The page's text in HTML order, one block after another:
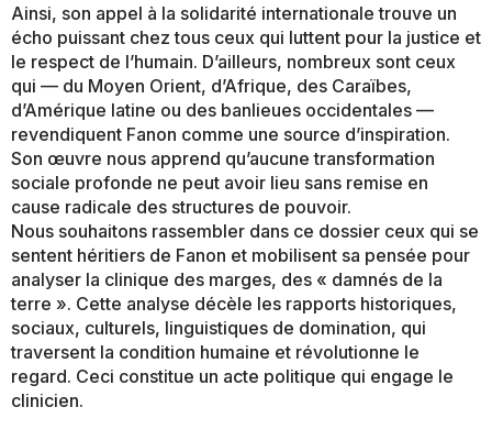
Ainsi, son appel à la solidarité internationale trouve un
écho puissant chez tous ceux qui luttent pour la justice et
le respect de l’humain. D’ailleurs, nombreux sont ceux
qui — du Moyen Orient, d’Afrique, des Caraïbes,
d’Amérique latine ou des banlieues occidentales —
revendiquent Fanon comme une source d’inspiration.
Son œuvre nous apprend qu’aucune transformation
sociale profonde ne peut avoir lieu sans remise en
cause radicale des structures de pouvoir.
Nous souhaitons rassembler dans ce dossier ceux qui se
sentent héritiers de Fanon et mobilisent sa pensée pour
analyser la clinique des marges, des « damnés de la
terre ». Cette analyse décèle les rapports historiques,
sociaux, culturels, linguistiques de domination, qui
traversent la condition humaine et révolutionne le
regard. Ceci constitue un acte politique qui engage le
clinicien.